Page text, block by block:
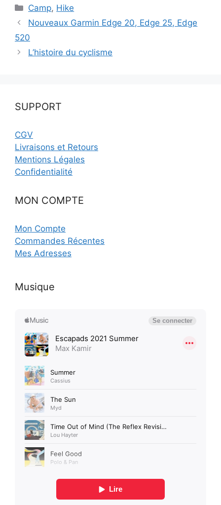
Catégories
Camp, Hike
Nouveaux Garmin Edge 20, Edge 25, Edge
520
L’histoire du cyclisme
SUPPORT
CGV
Livraisons et Retours
Mentions Légales
Confidentialité
MON COMPTE
Mon Compte
Commandes Récentes
Mes Adresses
Musique